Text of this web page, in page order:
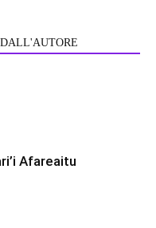
Afareaitu